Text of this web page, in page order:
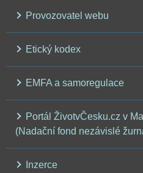
Provozovatel webu
Etický kodex
EMFA a samoregulace
Portál ŽivotvČesku.cz v
(Nadační fond nezávislé
Inzerce